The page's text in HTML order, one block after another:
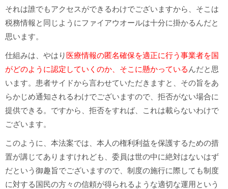
それは誰でもアクセスができるわけでございますから、そこは
税務情報と同じようにファイアウオールは十分に掛かるんだと
思います。
仕組みは、やはり 医療情報の匿名確保を適正に行う事業者を国
がどのように認定していくのか、そこに懸かっている んだと思
います。患者サイドから言わせていただきますと、その旨をあ
らかじめ通知されるわけでございますので、拒否がない場合に
提供できる。ですから、拒否をすれば、これは載らないわけで
ございます。
このように、本法案では、本人の権利利益を保護するための措
置が講じてありますけれども、委員は世の中に絶対はないはず
だという御趣旨でございますので、制度の施行に際しても制度
に対する国民の方々の信頼が得られるような適切な運用という